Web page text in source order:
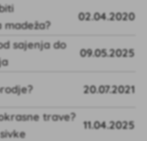
madeža?
02.04.2020
sajenja do
09.05.2025
20.07.2021
trave?
11.04.2025